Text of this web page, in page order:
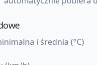
i średnia (°C)